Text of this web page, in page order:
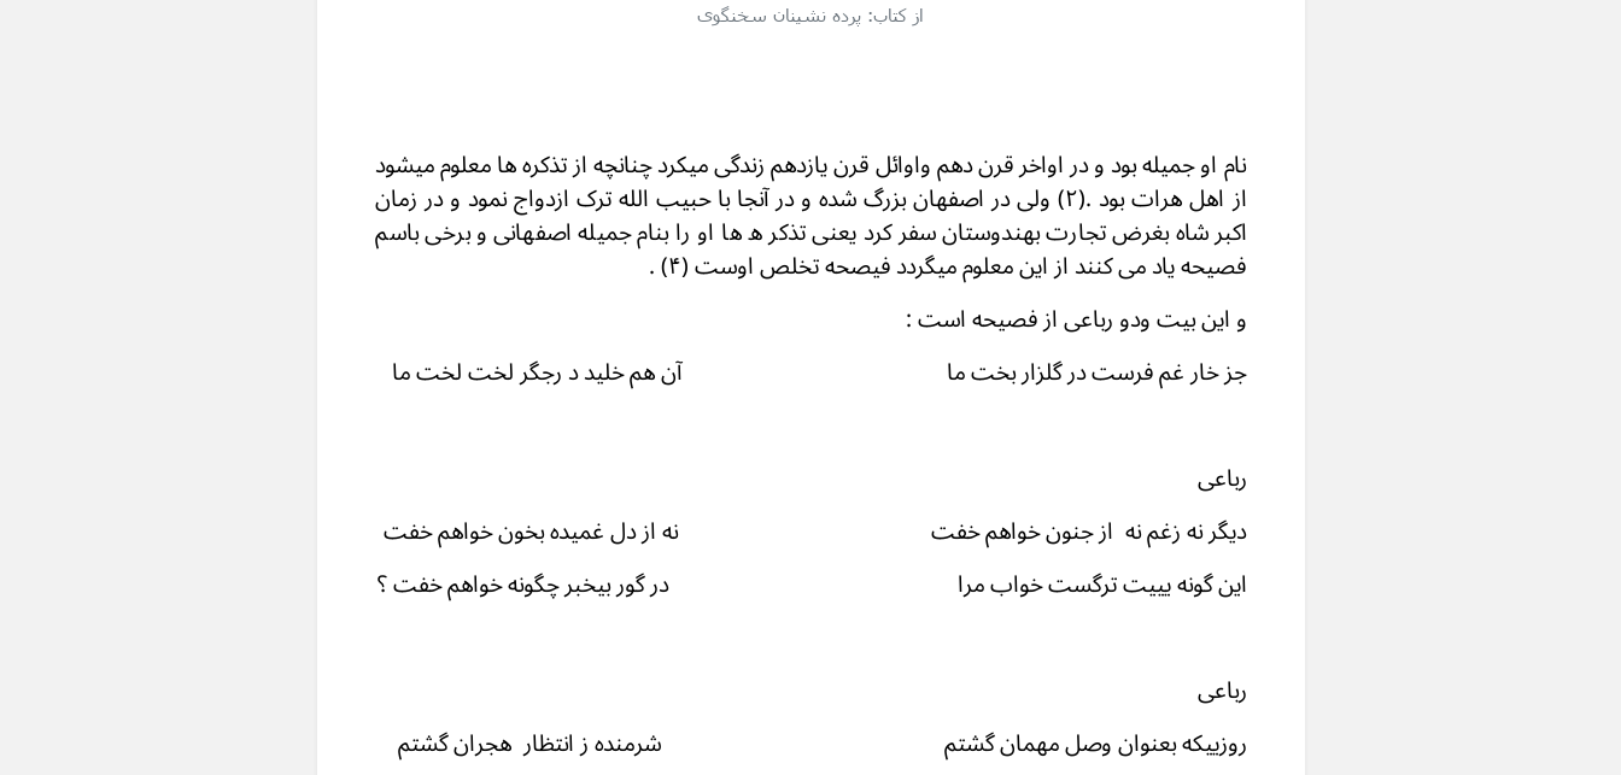
از کتاب: پرده نشینان سخنگوی
نام او جمیله بود و در اواخر قرن دهم واوائل قرن یازدهم زندگی میکرد چنانچه از تذکره ها معلوم میشود
از اهل هرات بود .(۲) ولی در اصفهان بزرگ شده و در آنجا با حبیب الله ترک ازدواج نمود و در زمان
اکبر شاه بغرض تجارت بهندوستان سفر کرد یعنی تذکر ه ها او را بنام جمیله اصفهانی و برخی باسم
فصیحه یاد می کنند از این معلوم میگردد فیصحه تخلص اوست (۴) .
و این بیت ودو رباعی از فصیحه است :
جز خار غم فرست در گلزار بخت ما آن هم خلید د رجگر لخت لخت ما
رباعی
دیگر نه زغم نه از جنون خواهم خفت نه از دل غمیده بخون خواهم خفت
این گونه یییت ترگست خواب مرا در گور بیخبر چگونه خواهم خفت ؟
رباعی
روزییکه بعنوان وصل مهمان گشتم شرمنده ز انتظار هجران گشتم